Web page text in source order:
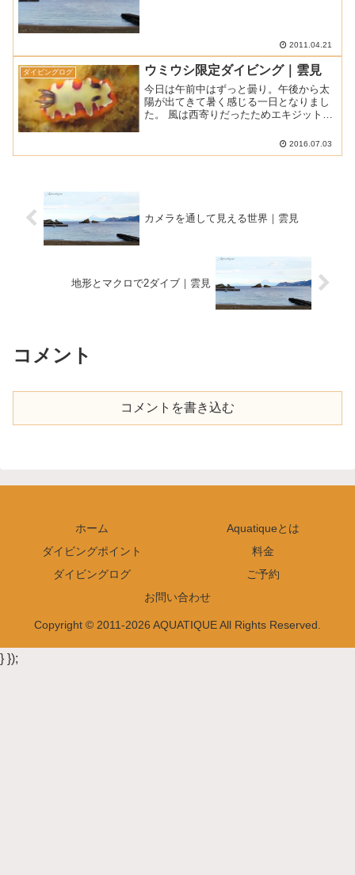
2011.04.21
ダイビングログ ウミウシ限定ダイビング｜雲見
今日は午前中はずっと曇り。午後から太
陽が出てきて暑く感じる一日となりまし
た。 風は西寄りだったためエキジットだ
少しありましたね。 そう言えば、台風1
号がやっと発生しました。 昨年は毎月台
2016.07.03
カメラを通して見える世界｜雲見
地形とマクロで2ダイブ｜雲見
コメント
コメントを書き込む
ホーム
Aquatiqueとは
ダイビングポイント
料金
ダイビングログ
ご予約
お問い合わせ
Copyright © 2011-2026 AQUATIQUE All Rights Reserved.
} });